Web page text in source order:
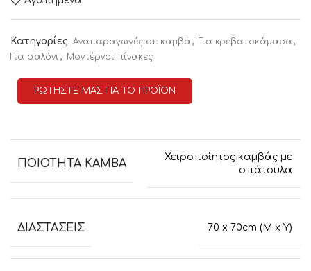
Κατηγορίες: Αναπαραγωγές σε καμβά , Για κρεβατοκάμαρα ,
Για σαλόνι , Μοντέρνοι πίνακες
ΡΩΤΗΣΤΕ ΜΑΣ ΓΙΑ ΤΟ ΠΡΟΪΟΝ
ΠΟΙΟΤΗΤΑ ΚΑΜΒΑ
Χειροποίητος καμβάς με
σπάτουλα
ΔΙΑΣΤΑΣΕΙΣ 70 x 70cm (M x Y)